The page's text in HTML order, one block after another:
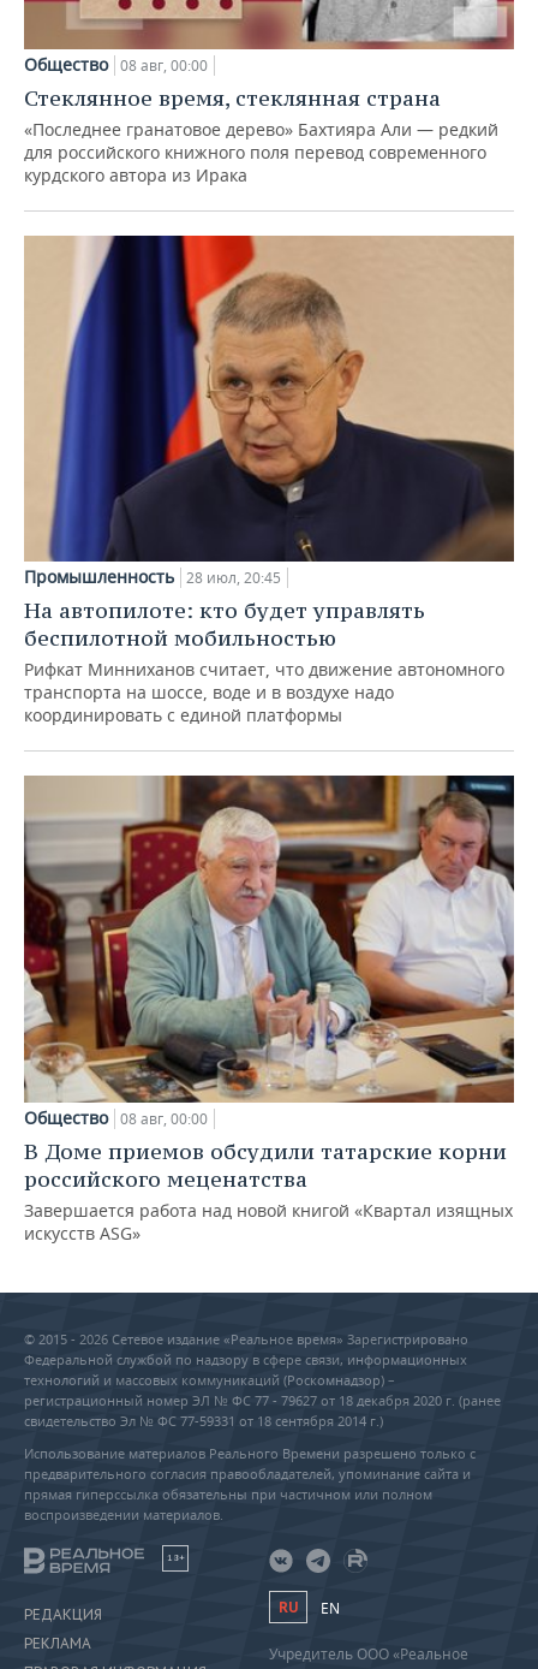
Общество 08 авг, 00:00
Стеклянное время, стеклянная страна
«Последнее гранатовое дерево» Бахтияра Али — редкий
для российского книжного поля перевод современного
курдского автора из Ирака
Промышленность 28 июл, 20:45
На автопилоте: кто будет управлять
беспилотной мобильностью
Рифкат Минниханов считает, что движение автономного
транспорта на шоссе, воде и в воздухе надо
координировать с единой платформы
Общество 08 авг, 00:00
В Доме приемов обсудили татарские корни
российского меценатства
Завершается работа над новой книгой «Квартал изящных
искусств ASG»
© 2015 - 2026 Сетевое издание «Реальное время» Зарегистрировано
Федеральной службой по надзору в сфере связи, информационных
технологий и массовых коммуникаций (Роскомнадзор) –
регистрационный номер ЭЛ № ФС 77 - 79627 от 18 декабря 2020 г. (ранее
свидетельство Эл № ФС 77-59331 от 18 сентября 2014 г.)
Использование материалов Реального Времени разрешено только с
предварительного согласия правообладателей, упоминание сайта и
прямая гиперссылка обязательны при частичном или полном
воспроизведении материалов.
18+
РЕДАКЦИЯ
РЕКЛАМА
RU EN
Учредитель ООО «Реальное